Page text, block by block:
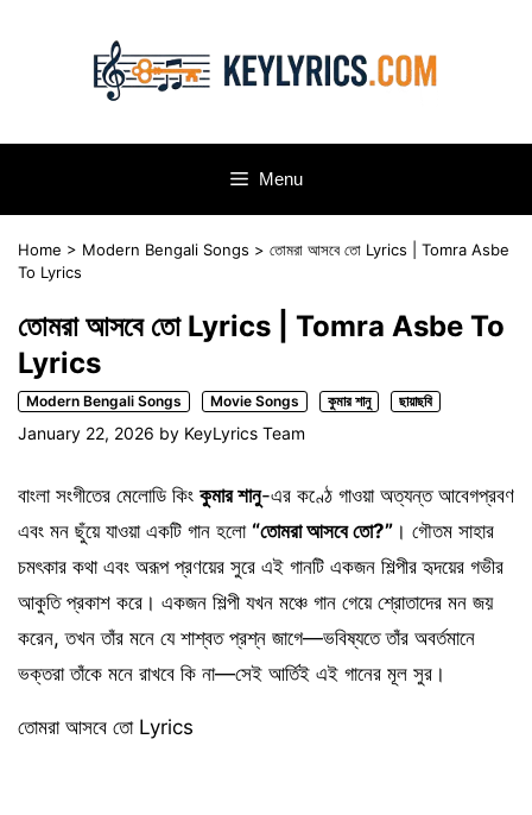
Menu
Home > Modern Bengali Songs > তোমরা আসবে তো Lyrics | Tomra Asbe
To Lyrics
তোমরা আসবে তো Lyrics | Tomra Asbe To
Lyrics
Modern Bengali Songs Movie Songs কুমার শানু ছায়াছবি
January 22, 2026 by KeyLyrics Team
বাংলা সংগীতের মেলোডি কিং কুমার শানু-এর কণ্ঠে গাওয়া অত্যন্ত আবেগপ্রবণ
এবং মন ছুঁয়ে যাওয়া একটি গান হলো “তোমরা আসবে তো?” । গৌতম সাহার
চমৎকার কথা এবং অরূপ প্রণয়ের সুরে এই গানটি একজন শিল্পীর হৃদয়ের গভীর
আকুতি প্রকাশ করে। একজন শিল্পী যখন মঞ্চে গান গেয়ে শ্রোতাদের মন জয়
করেন, তখন তাঁর মনে যে শাশ্বত প্রশ্ন জাগে—ভবিষ্যতে তাঁর অবর্তমানে
ভক্তরা তাঁকে মনে রাখবে কি না—সেই আর্তিই এই গানের মূল সুর।
তোমরা আসবে তো Lyrics